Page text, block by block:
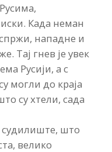
Када неман
нападне и
Тај гнев је увек
Русији, а с
могли до краја
су хтели, сада
судилиште, што
велико